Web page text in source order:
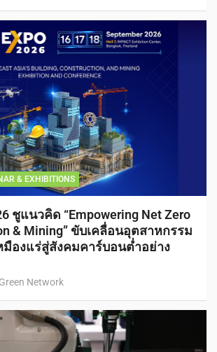
& EXHIBITIONS
ชูแนวคิด “Empowering Net Zero
& Mining” ขับเคลื่อนอุตสาหกรรม
มืองแร่สู่สังคมคาร์บอนต่ำอย่าง
Green Network